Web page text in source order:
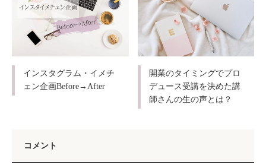
インスタグラム・イメチ
ェン企画Before→After
開業のタイミングでプロ
デュース受講を決めた講
師さんの生の声とは？
コメント